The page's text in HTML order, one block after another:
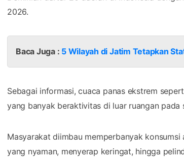
2026.
Baca Juga : 5 Wilayah di Jatim Tetapkan
Sebagai informasi, cuaca panas ekstrem
yang banyak beraktivitas di luar ruangan pada
Masyarakat diimbau memperbanyak
yang nyaman, menyerap keringat, hingga